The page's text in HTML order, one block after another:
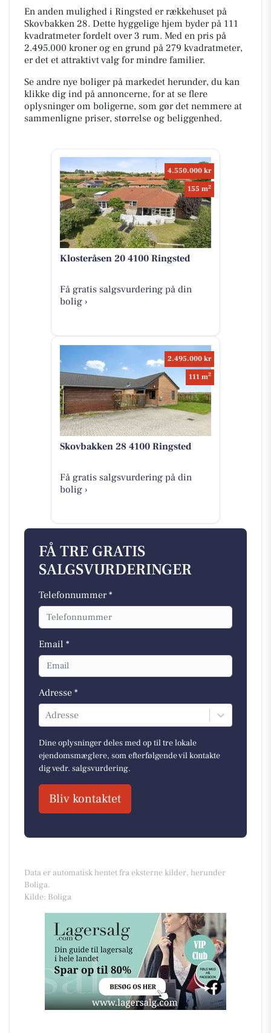
En anden mulighed i Ringsted er rækkehuset på
Skovbakken 28. Dette hyggelige hjem byder på 111
kvadratmeter fordelt over 3 rum. Med en pris på
2.495.000 kroner og en grund på 279 kvadratmeter,
er det et attraktivt valg for mindre familier.
Se andre nye boliger på markedet herunder, du kan
klikke dig ind på annoncerne, for at se flere
oplysninger om boligerne, som gør det nemmere at
sammenligne priser, størrelse og beliggenhed.
4.550.000 kr
155 m2
Klosteråsen 20 4100 Ringsted
Få gratis salgsvurdering på din
bolig ›
2.495.000 kr
111 m2
Skovbakken 28 4100 Ringsted
Få gratis salgsvurdering på din
bolig ›
FÅ TRE GRATIS
SALGSVURDERINGER
Telefonnummer *
Email *
Adresse *
Adresse
Dine oplysninger deles med op til tre lokale
ejendomsmæglere, som efterfølgende vil kontakte
dig vedr. salgsvurdering.
Bliv kontaktet
Data er automatisk hentet fra eksterne kilder, herunder
Boliga.
Kilde: Boliga